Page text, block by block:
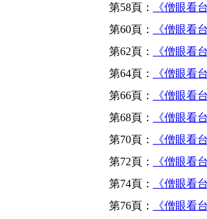
第58頁：
《僧眼看
第60頁：
《僧眼看
第62頁：
《僧眼看
第64頁：
《僧眼看
第66頁：
《僧眼看
第68頁：
《僧眼看
第70頁：
《僧眼看
第72頁：
《僧眼看
第74頁：
《僧眼看
第76頁：
《僧眼看